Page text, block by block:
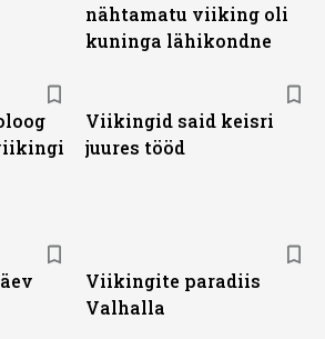
nähtamatu viiking oli
kuninga lähikondne
Viikingid said keisri
juures tööd
Viikingite paradiis
Valhalla